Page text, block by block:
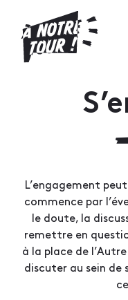
L’engagement
commence par
le doute, la
remettre en
à la place de
discuter au sein de